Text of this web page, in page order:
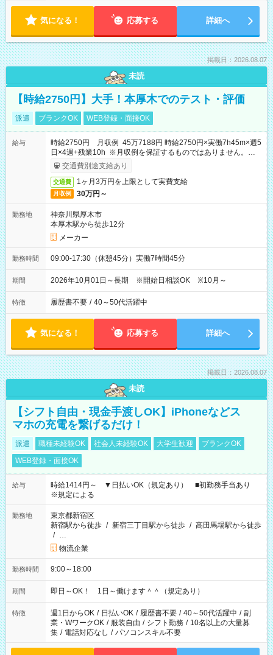
気になる！ 応募する 詳細へ
掲載日：2026.08.07
未読
【時給2750円】大手！本厚木でのテスト・評価
派遣 ブランクOK WEB登録・面接OK
給与
時給2750円 月収例 45万7188円 時給2750円×実働7h45m×週5
日×4週+残業10h ※月収例を保証するものではありません。※給
与即受取りサービス利用可（利用条件有）
交通費別途支給あり
交通費 1ヶ月3万円を上限として実費支給
月収例 30万円～
勤務地
神奈川県厚木市
本厚木駅から徒歩12分
メーカー
勤務時間 09:00-17:30（休憩45分）実働7時間45分
期間 2026年10月01日～長期 ※開始日相談OK ※10月～
特徴 履歴書不要 / 40～50代活躍中
気になる！ 応募する 詳細へ
掲載日：2026.08.07
未読
【シフト自由・現金手渡しOK】iPhoneなどス
マホの充電を繋げるだけ！
派遣 職種未経験OK 社会人未経験OK 大学生歓迎
ブランクOK
WEB登録・面接OK
給与
時給1414円～ ▼日払いOK（規定あり） ■初勤務手当あり
※規定による
勤務地
東京都新宿区
新宿駅から徒歩 / 新宿三丁目駅から徒歩 / 高田馬場駅から徒歩
/ …
物流企業
勤務時間 9:00～18:00
期間 即日～OK！ 1日～働けます＾＾（規定あり）
特徴 週1日からOK / 日払いOK / 履歴書不要 / 40～50代活躍中 / 副
業・WワークOK / 服装自由 / シフト勤務 / 10名以上の大量募
集 / 電話対応なし / パソコンスキル不要